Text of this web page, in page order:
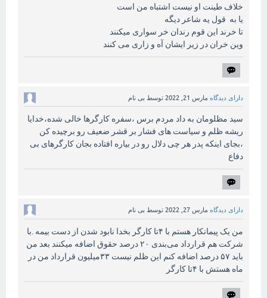
خلاف طینت او نیست اشتباه من است
یا به قول یه شاعر دیگه
تا خرند این قوم رندان خر سواری میکنند
وین خران در زیر ایشان آه و زاری می کنند
دارای دیدگاه مارس 21, 2022 توسط بی نام
سید مظلومان به داد مردم برس ،سفره کارگرها خالی شده،خدایا
ریشه ظلم و سیاست های فشار بر قشر ضعیف رو برچیده کن
،بجای اینکه پدر هر چی دلال رو در بیاره افتاده بجان کارگرهای بی
دفاع
دارای دیدگاه مارس 27, 2022 توسط بی نام
من یک پیمانکار هستم با ۴تا کارگر بخدا نابود شدن از دست بیمه .با
شرکت هم قرارداد می‌بندی ۲۰ درصد حقوق اضافه میکنند بعد من
باید ۵۷ درصد اضافه کنم این ظلم نیست ۳۳میلیون قرارداد من در
ماه هستش با ۴تا کارگر